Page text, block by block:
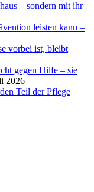
– sondern mit ihr
leisten kann –
vorbei ist, bleibt
gegen Hilfe – sie
2026
Teil der Pflege